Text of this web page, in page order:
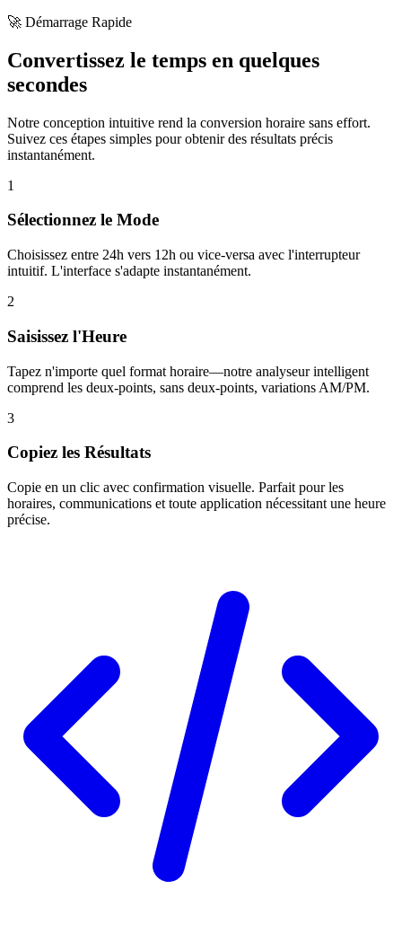
🚀 Démarrage Rapide
Convertissez le temps en quelques
secondes
Notre conception intuitive rend la conversion horaire sans effort.
Suivez ces étapes simples pour obtenir des résultats précis
instantanément.
1
Sélectionnez le Mode
Choisissez entre 24h vers 12h ou vice-versa avec l'interrupteur
intuitif. L'interface s'adapte instantanément.
2
Saisissez l'Heure
Tapez n'importe quel format horaire—notre analyseur intelligent
comprend les deux-points, sans deux-points, variations AM/PM.
3
Copiez les Résultats
Copie en un clic avec confirmation visuelle. Parfait pour les
horaires, communications et toute application nécessitant une heure
précise.